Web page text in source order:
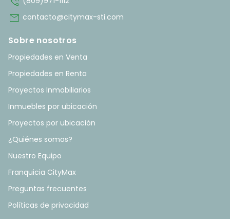
mail contacto@citymax-sti.com
Sobre nosotros
Propiedades en Venta
Propiedades en Renta
Proyectos Inmobiliarios
Inmuebles por ubicación
Proyectos por ubicación
¿Quiénes somos?
Nuestro Equipo
Franquicia CityMax
Preguntas frecuentes
Políticas de privacidad